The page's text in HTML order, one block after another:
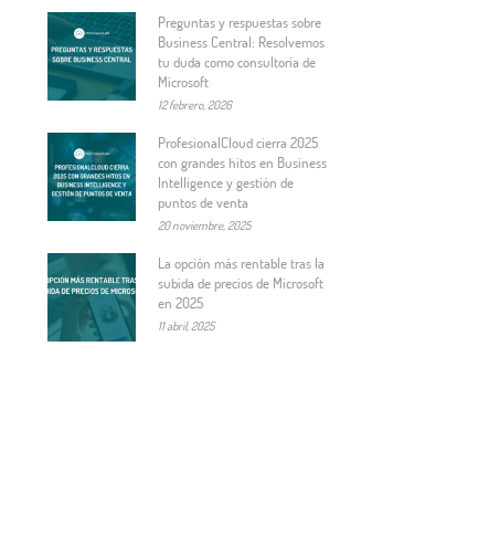
Preguntas y respuestas sobre
Business Central: Resolvemos
tu duda como consultoría de
Microsoft
12 febrero, 2026
ProfesionalCloud cierra 2025
con grandes hitos en Business
Intelligence y gestión de
puntos de venta
20 noviembre, 2025
La opción más rentable tras la
subida de precios de Microsoft
en 2025
11 abril, 2025